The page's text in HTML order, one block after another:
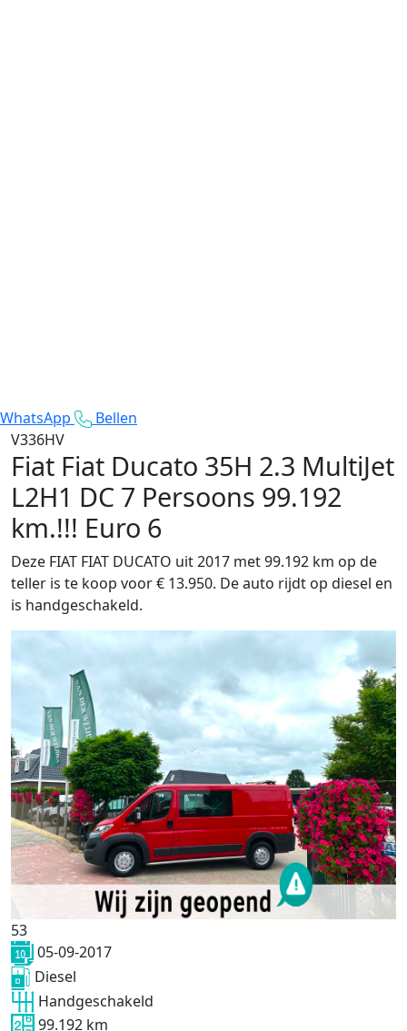
WhatsApp
Bellen
V336HV
Fiat Fiat Ducato 35H 2.3 MultiJet
L2H1 DC 7 Persoons 99.192
km.!!! Euro 6
Deze FIAT FIAT DUCATO uit 2017 met 99.192 km op de
teller is te koop voor € 13.950. De auto rijdt op diesel en
is handgeschakeld.
53
05-09-2017
Diesel
Handgeschakeld
99.192 km